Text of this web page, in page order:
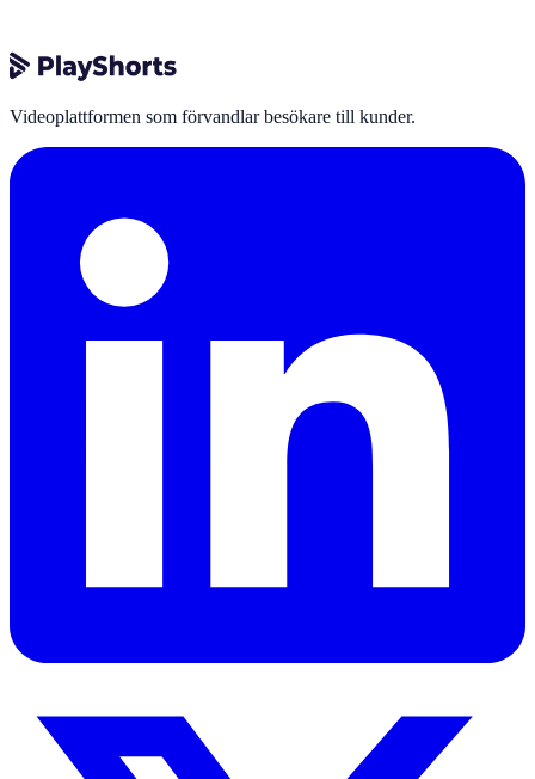
Videoplattformen som förvandlar besökare till kunder.